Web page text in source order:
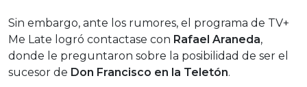
Sin embargo, ante los rumores, el programa de TV+
Me Late logró contactase con Rafael Araneda,
donde le preguntaron sobre la posibilidad de ser el
sucesor de Don Francisco en la Teletón.